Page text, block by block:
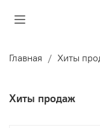
Главная Хиты
Хиты продаж